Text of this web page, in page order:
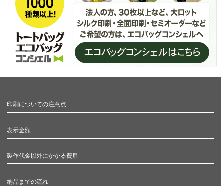
印刷についての注意点
表示金額
製作代金以外にかかる費用
納品までの流れ